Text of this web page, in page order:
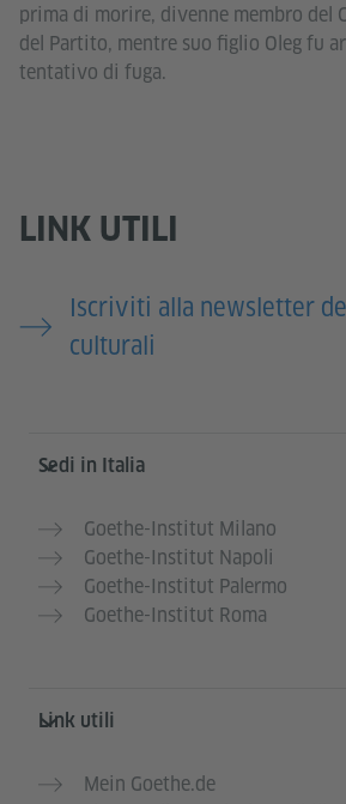
prima di morire, divenne membro del
del Partito, mentre suo figlio Oleg fu
tentativo di fuga.
LINK UTILI
Iscriviti alla newsletter
culturali
Service- und
Sedi in Italia
Goethe-Institut Milano
Goethe-Institut Napoli
Goethe-Institut Palermo
Goethe-Institut Roma
Link utili
Mein Goethe.de